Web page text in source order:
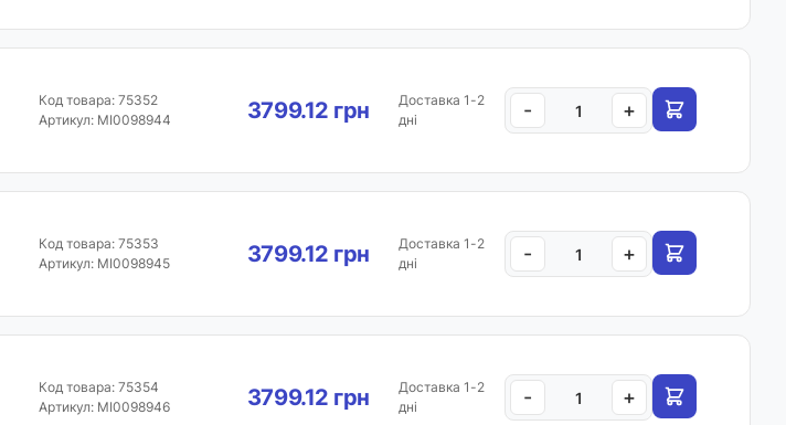
Код товара: 75352
Артикул: MI0098944
3799.12 грн
Доставка 1-2
дні
- +
Код товара: 75353
Артикул: MI0098945
3799.12 грн
Доставка 1-2
дні
- +
Код товара: 75354
Артикул: MI0098946
3799.12 грн
Доставка 1-2
дні
- +